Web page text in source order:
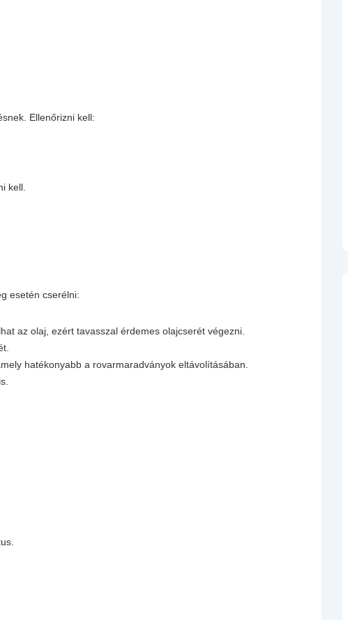
Ellenőrizni kell:
kell.
esetén cserélni:
az olaj, ezért tavasszal érdemes olajcserét végezni.
hatékonyabb a rovarmaradványok eltávolításában.